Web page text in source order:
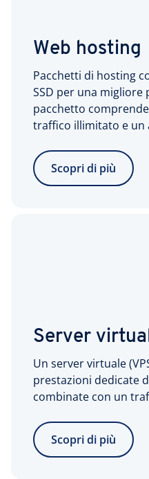
Web hosting
Pacchetti di hosting
SSD per una migliore
pacchetto
traffico illimitato e un
Scopri di più
Server
Un server virtuale
prestazioni dedicate
combinate con un
Scopri di più